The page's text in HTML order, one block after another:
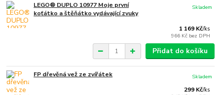
LEGO® DUPLO 10977 Moje první
koťátko a štěňátko vydávající zvuky
1 169 Kč/ks
966 Kč bez DPH
Skladem
Přidat do košíku
FP dřevěná vež ze zvířátek
299 Kč/ks
Skladem